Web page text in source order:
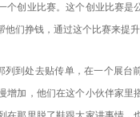
个创业比赛。这个创业比赛是
们挣钱，通过这个比赛来提升
列到处去贴传单，在一个展台
增加，他们在这个小伙伴家里